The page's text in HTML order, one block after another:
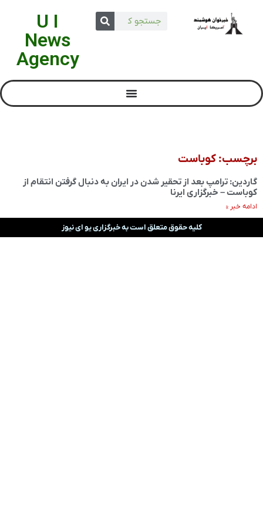
U I
News
Agency
برچسب: کوباست
گاردین: ترامپ بعد از تحقیر شدن در ایران به دنبال گرفتن انتقام از
کوباست – خبرگزاری ایرنا
ادامه خبر »
کلیه حقوق متعلق است به خبرگزاری یو ای نیوز